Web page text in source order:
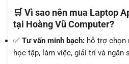
🛒 Vì sao nên mua Laptop
tại Hoàng Vũ Computer?
✅ Tư vấn minh bạch: hỗ trợ chọn
học tập, làm việc, giải trí và ngân